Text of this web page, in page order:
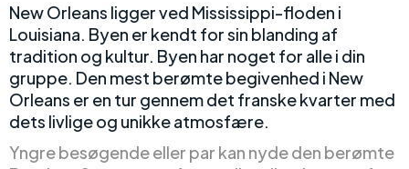
New Orleans ligger ved Mississippi-floden i
Louisiana. Byen er kendt for sin blanding af
tradition og kultur. Byen har noget for alle i din
gruppe. Den mest berømte begivenhed i New
Orleans er en tur gennem det franske kvarter med
dets livlige og unikke atmosfære.
Yngre besøgende eller par kan nyde den berømte